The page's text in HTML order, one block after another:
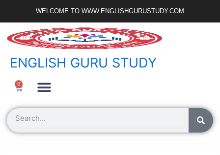
content
WELCOME TO WWW.ENGLISHGURUSTUDY.COM
ENGLISH GURU STUDY
0
Cart
Search